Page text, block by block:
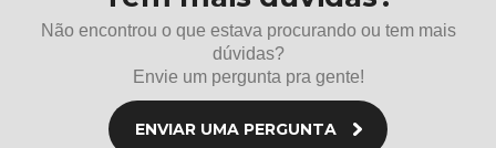
Não encontrou o que estava procurando ou tem mais
dúvidas?
Envie um pergunta pra gente!
ENVIAR UMA PERGUNTA